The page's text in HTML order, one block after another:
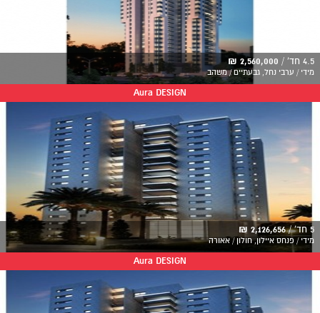
4.5 חד' / 2,560,000 ₪
מידי / ערבי נחל, גבעתיים / משהב
Aura DESIGN
5 חד' / 2,126,656 ₪
מידי / פנחס איילון, חולון / אאורה
Aura DESIGN